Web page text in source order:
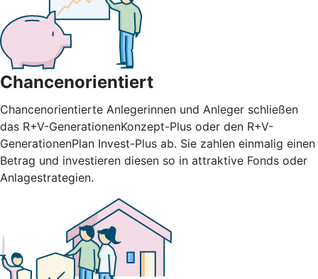
Chancenorientiert
Chancenorientierte Anlegerinnen und Anleger schließen
das R+V-GenerationenKonzept-Plus oder den R+V-
GenerationenPlan Invest-Plus ab. Sie zahlen einmalig einen
Betrag und investieren diesen so in attraktive Fonds oder
Anlagestrategien.